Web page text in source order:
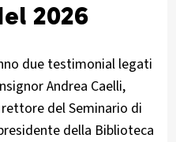
2026
due testimonial legati
Andrea Caelli,
del Seminario di
della Biblioteca